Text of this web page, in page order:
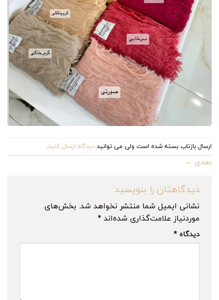
ارسال بازتاب بسته شده است ولی می توانیددیدگاه ارسال کنید.
بعدی →
دیدگاهتان را بنویسید
نشانی ایمیل شما منتشر نخواهد شد. بخش‌های
موردنیاز علامت‌گذاری شده‌اند*
دیدگاه *